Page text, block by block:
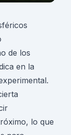
de los
en la
lo que